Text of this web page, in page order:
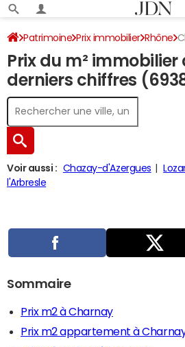
Patrimoine Prix immobilier Rhône
Prix du m²
derniers chiffres
Voir aussi : Chazay-d'Azergues
l'Arbresle
Sommaire
Prix m2 à Charnay
Prix m2 appartement à